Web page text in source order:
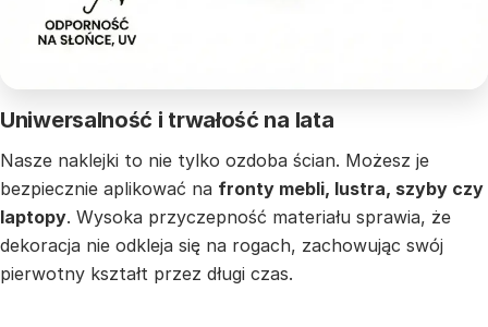
Uniwersalność i trwałość na lata
Nasze naklejki to nie tylko ozdoba ścian. Możesz je
bezpiecznie aplikować na fronty mebli, lustra, szyby czy
laptopy. Wysoka przyczepność materiału sprawia, że
dekoracja nie odkleja się na rogach, zachowując swój
pierwotny kształt przez długi czas.